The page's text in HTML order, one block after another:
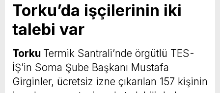
Torku’da işçilerinin iki
talebi var
Torku Termik Santrali’nde örgütlü TES-
İŞ’in Soma Şube Başkanı Mustafa
Girginler, ücretsiz izne çıkarılan 157 kişinin